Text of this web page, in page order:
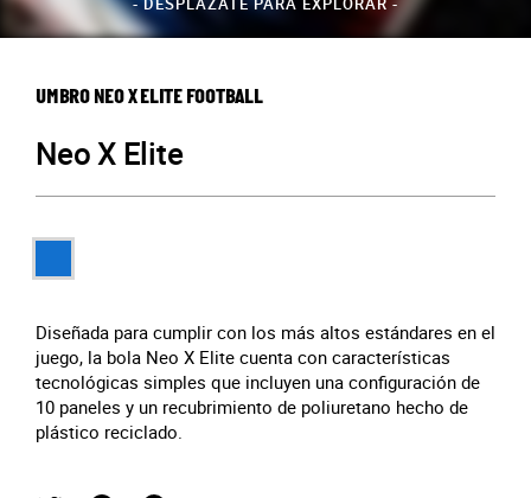
UMBRO NEO X ELITE FOOTBALL
Neo X Elite
Diseñada para cumplir con los más altos estándares en el
juego, la bola Neo X Elite cuenta con características
tecnológicas simples que incluyen una configuración de
10 paneles y un recubrimiento de poliuretano hecho de
plástico reciclado.